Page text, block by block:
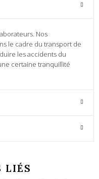
Nos
le cadre du transport de
les accidents du
certaine tranquillité
LIÉS